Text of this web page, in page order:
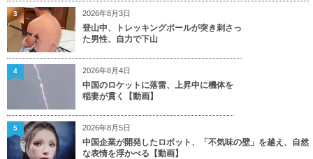
2026年8月3日
登山中、トレッキングポールが突き刺さっ
た男性、自力で下山
3
2026年8月4日
中国のロケットに落雷、上昇中に機体を
稲妻が貫く【動画】
4
2026年8月5日
中国企業が開発したロボット、「不気味の壁」を越え、自然
な表情を浮かべる【動画】
5